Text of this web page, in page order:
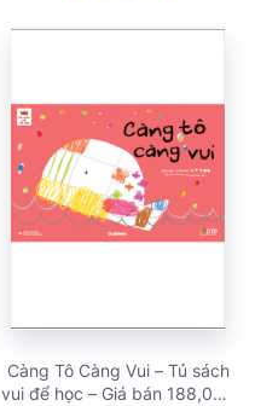
Càng Tô Càng Vui – Tủ sách
vui để học – Giá bán 188,000